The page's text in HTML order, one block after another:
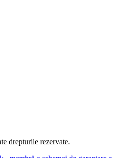
drepturile rezervate.